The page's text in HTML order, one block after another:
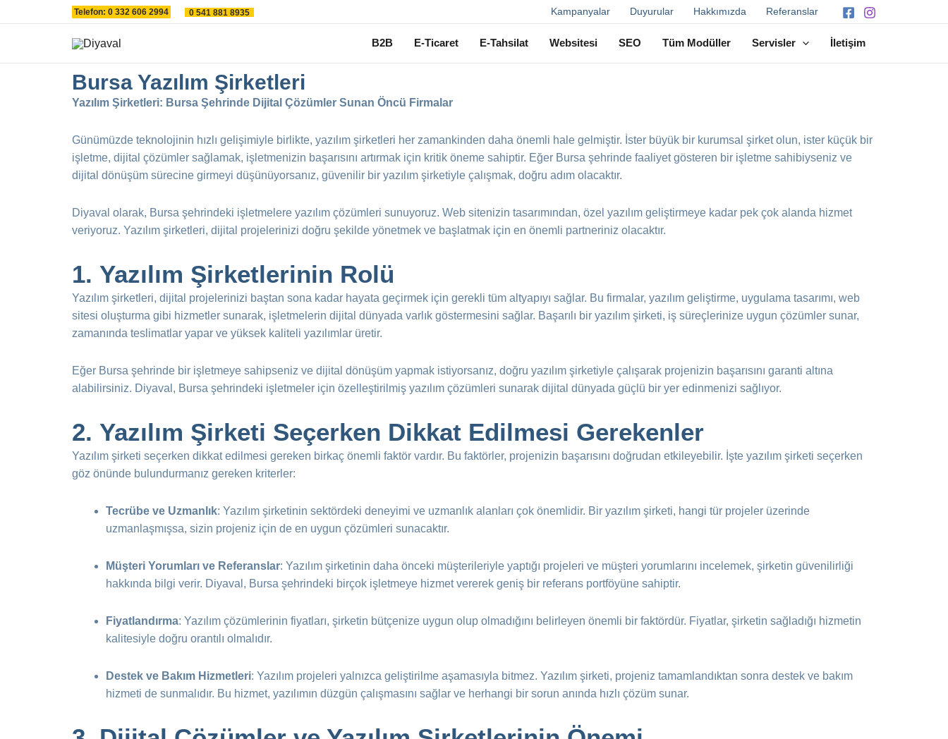
Telefon: 0 332 606 2994 0 541 881 8935 Kampanyalar Duyurular Hakkımızda Referanslar
B2B E-Ticaret E-Tahsilat Websitesi SEO Tüm Modüller Servisler İletişim
Bursa Yazılım Şirketleri
Yazılım Şirketleri: Bursa Şehrinde Dijital Çözümler Sunan Öncü Firmalar
Günümüzde teknolojinin hızlı gelişimiyle birlikte, yazılım şirketleri her zamankinden daha önemli hale gelmiştir. İster büyük bir kurumsal şirket olun, ister küçük bir
işletme, dijital çözümler sağlamak, işletmenizin başarısını artırmak için kritik öneme sahiptir. Eğer Bursa şehrinde faaliyet gösteren bir işletme sahibiyseniz ve
dijital dönüşüm sürecine girmeyi düşünüyorsanız, güvenilir bir yazılım şirketiyle çalışmak, doğru adım olacaktır.
Diyaval olarak, Bursa şehrindeki işletmelere yazılım çözümleri sunuyoruz. Web sitenizin tasarımından, özel yazılım geliştirmeye kadar pek çok alanda hizmet
veriyoruz. Yazılım şirketleri, dijital projelerinizi doğru şekilde yönetmek ve başlatmak için en önemli partneriniz olacaktır.
1. Yazılım Şirketlerinin Rolü
Yazılım şirketleri, dijital projelerinizi baştan sona kadar hayata geçirmek için gerekli tüm altyapıyı sağlar. Bu firmalar, yazılım geliştirme, uygulama tasarımı, web
sitesi oluşturma gibi hizmetler sunarak, işletmelerin dijital dünyada varlık göstermesini sağlar. Başarılı bir yazılım şirketi, iş süreçlerinize uygun çözümler sunar,
zamanında teslimatlar yapar ve yüksek kaliteli yazılımlar üretir.
Eğer Bursa şehrinde bir işletmeye sahipseniz ve dijital dönüşüm yapmak istiyorsanız, doğru yazılım şirketiyle çalışarak projenizin başarısını garanti altına
alabilirsiniz. Diyaval, Bursa şehrindeki işletmeler için özelleştirilmiş yazılım çözümleri sunarak dijital dünyada güçlü bir yer edinmenizi sağlıyor.
2. Yazılım Şirketi Seçerken Dikkat Edilmesi Gerekenler
Yazılım şirketi seçerken dikkat edilmesi gereken birkaç önemli faktör vardır. Bu faktörler, projenizin başarısını doğrudan etkileyebilir. İşte yazılım şirketi seçerken
göz önünde bulundurmanız gereken kriterler:
Tecrübe ve Uzmanlık: Yazılım şirketinin sektördeki deneyimi ve uzmanlık alanları çok önemlidir. Bir yazılım şirketi, hangi tür projeler üzerinde
uzmanlaşmışsa, sizin projeniz için de en uygun çözümleri sunacaktır.
Müşteri Yorumları ve Referanslar: Yazılım şirketinin daha önceki müşterileriyle yaptığı projeleri ve müşteri yorumlarını incelemek, şirketin güvenilirliği
hakkında bilgi verir. Diyaval, Bursa şehrindeki birçok işletmeye hizmet vererek geniş bir referans portföyüne sahiptir.
Fiyatlandırma: Yazılım çözümlerinin fiyatları, şirketin bütçenize uygun olup olmadığını belirleyen önemli bir faktördür. Fiyatlar, şirketin sağladığı hizmetin
kalitesiyle doğru orantılı olmalıdır.
Destek ve Bakım Hizmetleri: Yazılım projeleri yalnızca geliştirilme aşamasıyla bitmez. Yazılım şirketi, projeniz tamamlandıktan sonra destek ve bakım
hizmeti de sunmalıdır. Bu hizmet, yazılımın düzgün çalışmasını sağlar ve herhangi bir sorun anında hızlı çözüm sunar.